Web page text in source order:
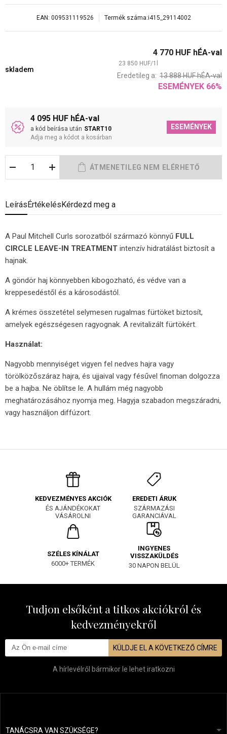
EAN: 009531119526 Termék száma:i415_29114002
skladem
4 770 HUF hÉA-val
23 850 HUF/1
Eredetileg a: 13 888HUFhÉA-val
ESEMÉNYEK 66%
4 095 HUF hÉA-val
a kód beírása után START10
Adja meg a kódot a kosárban
ESEMÉNYEK
LeírásÉrtékelésKérdezd meg a
A Paul Mitchell Curls sorozatból származó könnyű FULL
CIRCLE LEAVE-IN TREATMENT intenzív hidratálást biztosít a
hajnak.
A göndör haj könnyebben kibogozható, és védve van a
kreppesedéstől és a károsodástól.
A krémes összetétel selymesen rugalmas fürtöket biztosít,
amelyek egészségesen ragyognak. A revitalizált fürtökért.
Használat:
Nagyobb mennyiséget vigyen fel nedves hajra vagy
törölközőszáraz hajra, és ujjaival vagy fésűvel finoman dolgozza
be a hajba. Ne öblítse le. A hullám még nagyobb
meghatározásához nyomja meg. Hagyja szabadon megszáradni,
vagy használjon diffúzort.
KEDVEZMÉNYES AKCIÓK
ÉS AJÁNDÉKOKAT
VÁSÁROLNI
EREDETI ÁRUK
SZÁRMAZÁSI
GARANCIÁVAL
SZÉLES KÍNÁLAT
6000+ TERMÉK
INGYENES
VISSZAKÜLDÉS
30 NAPON BELÜL
Tudjon elsőként a titkos akciókról és
kedvezményekről
KÜLDJE EL A KÖVETKEZŐ CÍMRE
A hírlevélről bármikor le lehet iratkozni
TANÁCSRA VAN SZÜKSÉGE?